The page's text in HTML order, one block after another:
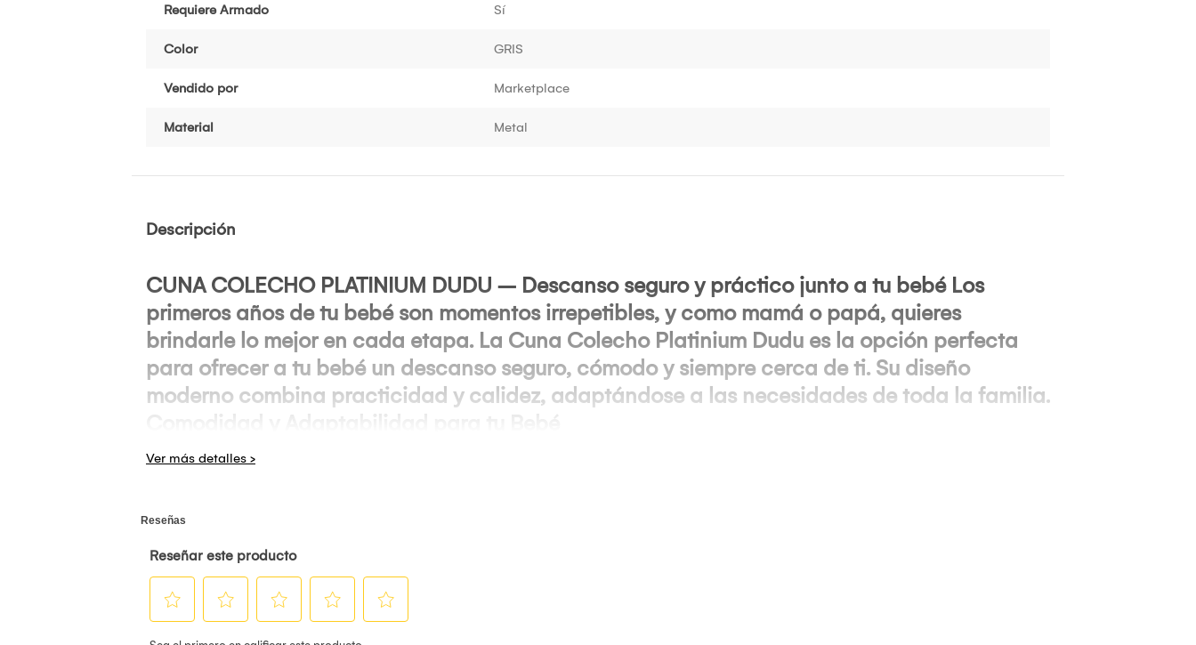
Requiere Armado Sí
Color GRIS
Vendido por Marketplace
Material Metal
Descripción
CUNA COLECHO PLATINIUM DUDU – Descanso seguro y práctico junto a tu bebéLos
primeros años de tu bebé son momentos irrepetibles, y como mamá o papá, quieres
brindarle lo mejor en cada etapa. La Cuna Colecho Platinium Dudu es la opción perfecta
para ofrecer a tu bebé un descanso seguro, cómodo y siempre cerca de ti. Su diseño
moderno combina practicidad y calidez, adaptándose a las necesidades de toda la familia.
• Sistema anti reflujo: promueve un descanso más saludable y seguro.
• Sistema mecedora al girar las ruedas: movimiento suave que ayuda a calmar al bebé.
• Canasta inferior: espacio seguro y accesible para guardar lo necesario.
• Estructura firme y resistente: garantiza estabilidad durante el uso diario.